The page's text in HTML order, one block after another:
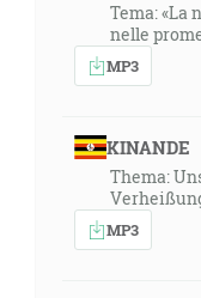
Tema: «La
nelle
MP3
KINANDE
Thema:
MP3